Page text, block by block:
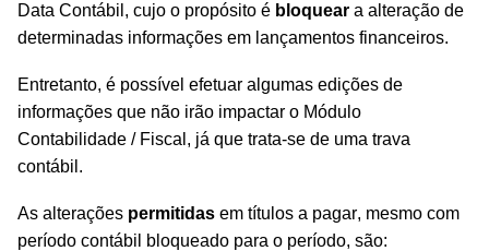
Data Contábil, cujo o propósito é bloquear a alteração de
determinadas informações em lançamentos financeiros.
Entretanto, é possível efetuar algumas edições de
informações que não irão impactar o Módulo
Contabilidade / Fiscal, já que trata-se de uma trava
contábil.
As alterações permitidas em títulos a pagar, mesmo com
período contábil bloqueado para o período, são: